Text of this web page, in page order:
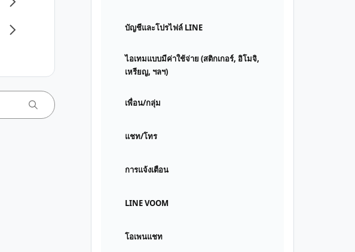
บัญชีและโปรไฟล์ LINE
ไอเทมแบบมีค่าใช้จ่าย (สติกเกอร์, อิโมจิ,
เหรียญ, ฯลฯ)
เพื่อน/กลุ่ม
แชท/โทร
การแจ้งเตือน
LINE VOOM
โอเพนแชท